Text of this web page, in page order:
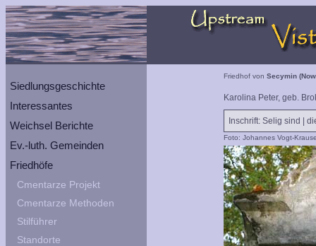
Siedlungsgeschichte
Interessantes
Weichsel Berichte
Ev.-luth. Gemeinden
Friedhöfe
Cmentarze Projekt
Cmentarze Methoden
Stilführer
Standorte
Friedhof von Secymin
Karolina Peter, geb.
Inschrift: Selig sind |
Foto: Johannes Vogt-